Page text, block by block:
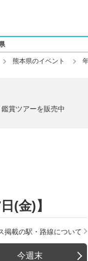
熊本県のイベント
賞ツアーを販売中
(金)】
掲載の駅・路線について
今週末